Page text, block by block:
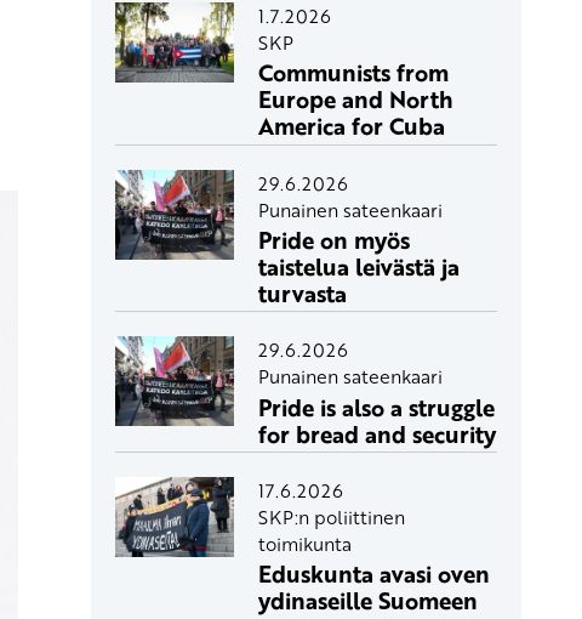
1.7.2026
SKP
Communists from
Europe and North
America for Cuba
29.6.2026
Punainen sateenkaari
Pride on myös
taistelua leivästä ja
turvasta
29.6.2026
Punainen sateenkaari
Pride is also a struggle
for bread and security
17.6.2026
SKP:n poliittinen
toimikunta
Eduskunta avasi oven
ydinaseille Suomeen